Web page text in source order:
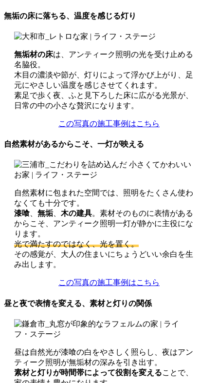
無垢の床に落ちる、温度を感じる灯り
無垢材の床は、アンティーク照明の光を受け止める
名脇役。
木目の濃淡や節が、灯りによって浮かび上がり、足
元にやさしい温度を感じさせてくれます。
素足で歩く夜、ふと見下ろした床に広がる光景が、
日常の中の小さな贅沢になります。
この写真の施工事例はこちら
自然素材があるからこそ、一灯が映える
自然素材に包まれた空間では、照明をたくさん使わ
なくても十分です。
漆喰、 無垢、 木の建具。素材そのものに表情がある
からこそ、アンティーク照明一灯が静かに主役にな
ります。
光で満たすのではなく、光を置く。
その感覚が、大人の住まいにちょうどいい余白を生
み出します。
この写真の施工事例はこちら
昼と夜で表情を変える、素材と灯りの関係
昼は自然光が漆喰の白をやさしく照らし、夜はアン
ティーク照明が無垢材の深みを引き出す。
素材と灯りが時間帯によって役割を変えることで、